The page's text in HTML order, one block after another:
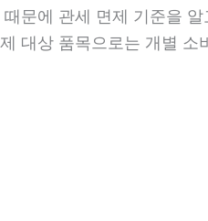
문에 관세 면제 기준을
대상 품목으로는 개별 소